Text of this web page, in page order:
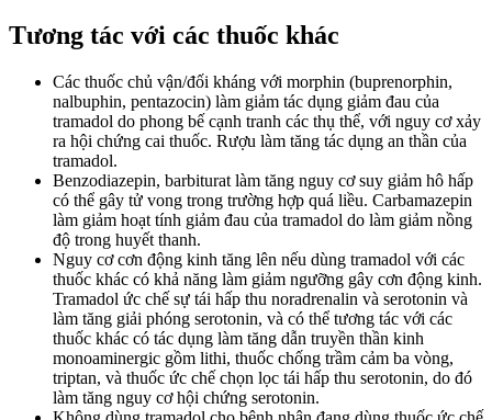
Tương tác với các thuốc khác
Các thuốc chủ vận/đối kháng với morphin (buprenorphin,
nalbuphin, pentazocin) làm giảm tác dụng giảm đau của
tramadol do phong bế cạnh tranh các thụ thể, với nguy cơ xảy
ra hội chứng cai thuốc. Rượu làm tăng tác dụng an thần của
tramadol.
Benzodiazepin, barbiturat làm tăng nguy cơ suy giảm hô hấp
có thể gây tử vong trong trường hợp quá liều. Carbamazepin
làm giảm hoạt tính giảm đau của tramadol do làm giảm nồng
độ trong huyết thanh.
Nguy cơ cơn động kinh tăng lên nếu dùng tramadol với các
thuốc khác có khả năng làm giảm ngưỡng gây cơn động kinh.
Tramadol ức chế sự tái hấp thu noradrenalin và serotonin và
làm tăng giải phóng serotonin, và có thể tương tác với các
thuốc khác có tác dụng làm tăng dẫn truyền thần kinh
monoaminergic gồm lithi, thuốc chống trầm cảm ba vòng,
triptan, và thuốc ức chế chọn lọc tái hấp thu serotonin, do đó
làm tăng nguy cơ hội chứng serotonin.